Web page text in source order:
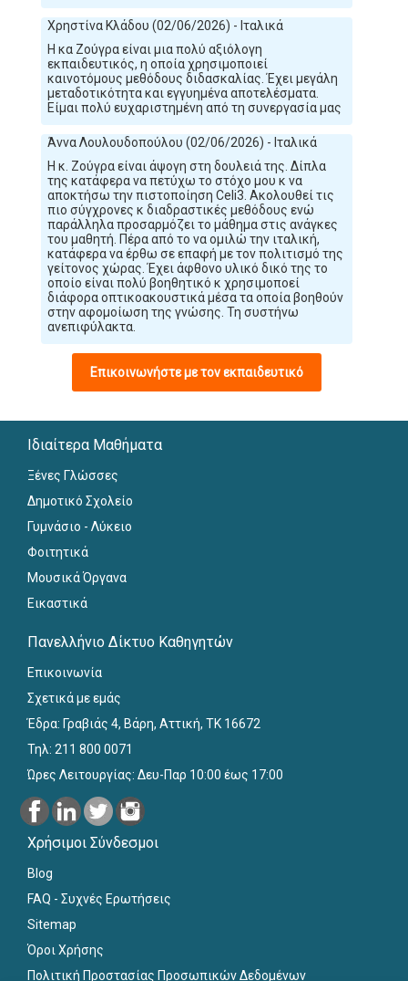
Χρηστίνα Κλάδου (02/06/2026) - Ιταλικά
Η κα Ζούγρα είναι μια πολύ αξιόλογη
εκπαιδευτικός, η οποία χρησιμοποιεί
καινοτόμους μεθόδους διδασκαλίας. Έχει μεγάλη
μεταδοτικότητα και εγγυημένα αποτελέσματα.
Είμαι πολύ ευχαριστημένη από τη συνεργασία μας
Άννα Λουλουδοπούλου (02/06/2026) - Ιταλικά
Η κ. Ζούγρα είναι άψογη στη δουλειά της. Δίπλα
της κατάφερα να πετύχω το στόχο μου κ να
αποκτήσω την πιστοποίηση Celi3. Ακολουθεί τις
πιο σύγχρονες κ διαδραστικές μεθόδους ενώ
παράλληλα προσαρμόζει το μάθημα στις ανάγκες
του μαθητή. Πέρα από το να ομιλώ την ιταλική,
κατάφερα να έρθω σε επαφή με τον πολιτισμό της
γείτονος χώρας. Έχει άφθονο υλικό δικό της το
οποίο είναι πολύ βοηθητικό κ χρησιμοποεί
διάφορα οπτικοακουστικά μέσα τα οποία βοηθούν
στην αφομοίωση της γνώσης. Τη συστήνω
ανεπιφύλακτα.
Επικοινωνήστε με τον εκπαιδευτικό
Ιδιαίτερα Μαθήματα
Ξένες Γλώσσες
Δημοτικό Σχολείο
Γυμνάσιο - Λύκειο
Φοιτητικά
Μουσικά Όργανα
Εικαστικά
Πανελλήνιο Δίκτυο Καθηγητών
Επικοινωνία
Σχετικά με εμάς
Έδρα: Γραβιάς 4, Βάρη, Αττική, ΤΚ 16672
Τηλ: 211 800 0071
Ώρες Λειτουργίας: Δευ-Παρ 10:00 έως 17:00
Χρήσιμοι Σύνδεσμοι
Blog
FAQ - Συχνές Ερωτήσεις
Sitemap
Όροι Χρήσης
Πολιτική Προστασίας Προσωπικών Δεδομένων